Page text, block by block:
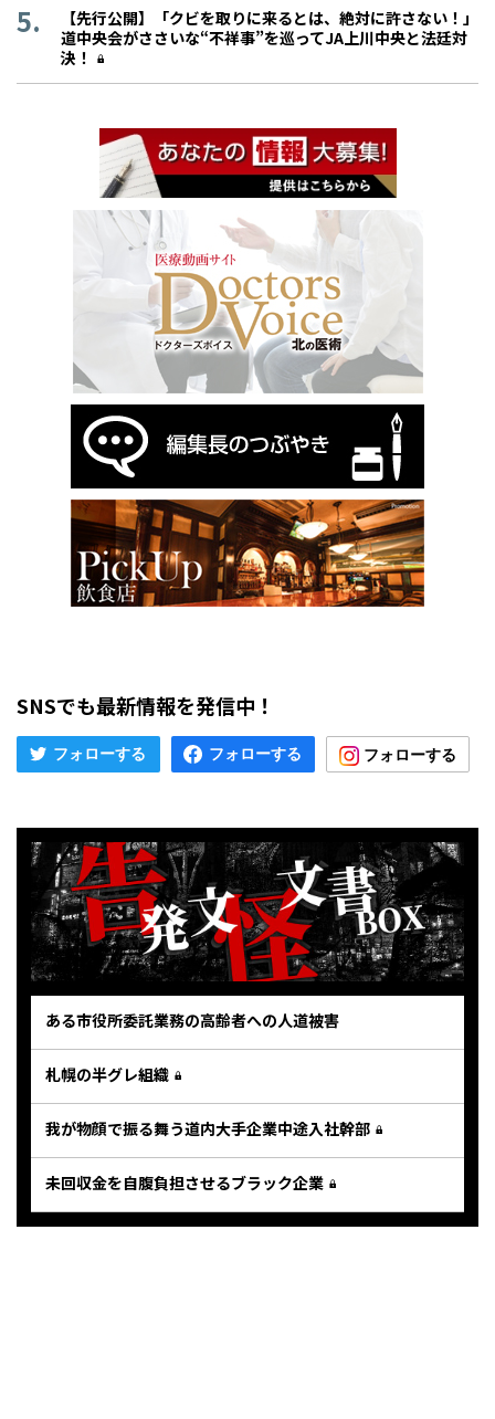
【先行公開】「クビを取りに来るとは、絶対に許さない！」
道中央会がささいな“不祥事”を巡ってJA上川中央と法廷対
決！
SNSでも最新情報を発信中！
ある市役所委託業務の高齢者への人道被害
札幌の半グレ組織
我が物顔で振る舞う道内大手企業中途入社幹部
未回収金を自腹負担させるブラック企業